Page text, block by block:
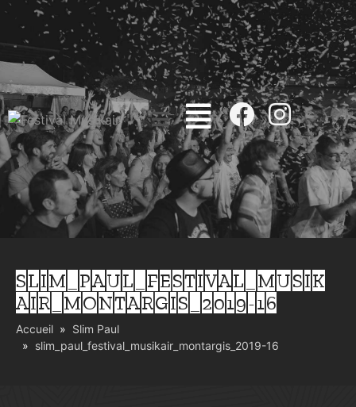
SLIM_PAUL_FESTIVAL_MUSIK
AIR_MONTARGIS_2019-16
Accueil
Slim Paul
slim_paul_festival_musikair_montargis_2019-16